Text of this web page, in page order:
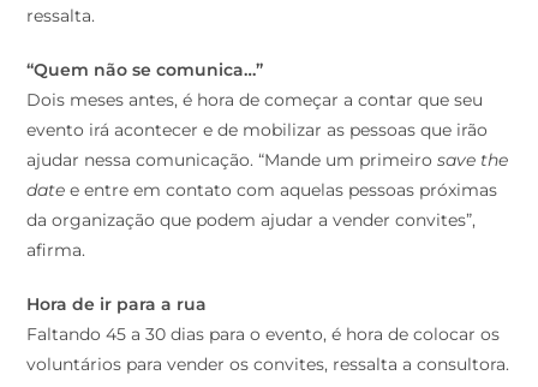
ressalta.
“Quem não se comunica…”
Dois meses antes, é hora de começar a contar que seu
evento irá acontecer e de mobilizar as pessoas que irão
ajudar nessa comunicação. “Mande um primeirosave the
date e entre em contato com aquelas pessoas próximas
da organização que podem ajudar a vender convites”,
afirma.
Hora de ir para a rua
Faltando 45 a 30 dias para o evento, é hora de colocar os
voluntários para vender os convites, ressalta a consultora.